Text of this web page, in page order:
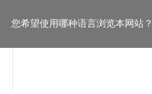
您希望使用哪种语言浏览本网站？